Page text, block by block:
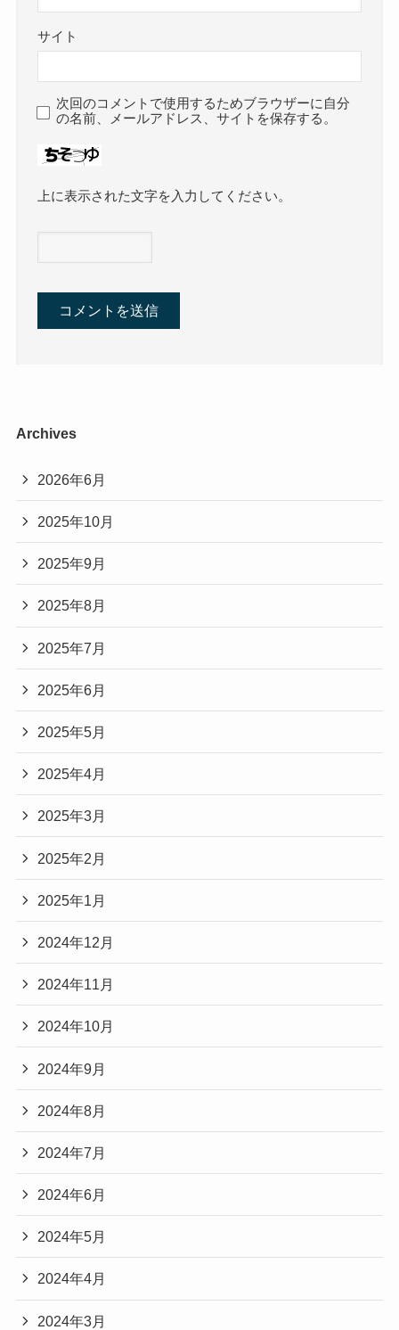
サイト
次回のコメントで使用するためブラウザーに自分
の名前、メールアドレス、サイトを保存する。
上に表示された文字を入力してください。
Archives
2026年6月
2025年10月
2025年9月
2025年8月
2025年7月
2025年6月
2025年5月
2025年4月
2025年3月
2025年2月
2025年1月
2024年12月
2024年11月
2024年10月
2024年9月
2024年8月
2024年7月
2024年6月
2024年5月
2024年4月
2024年3月